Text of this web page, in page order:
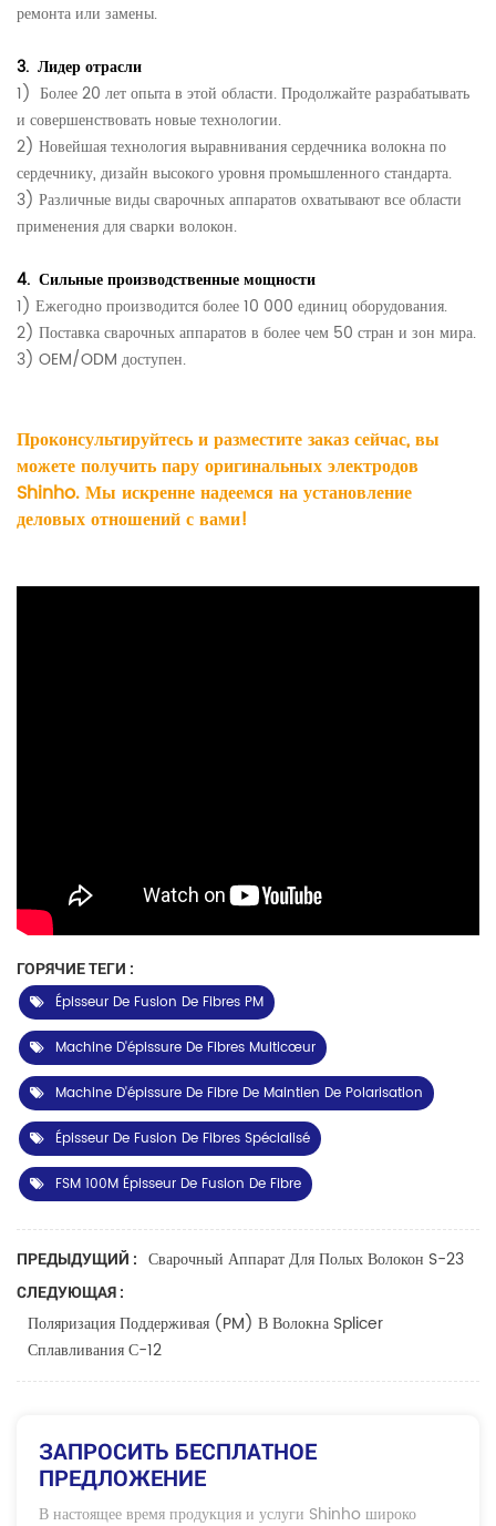
ремонта или замены.
3. Лидер отрасли
1) Более 20 лет опыта в этой области. Продолжайте разрабатывать
и совершенствовать новые технологии.
2) Новейшая технология выравнивания сердечника волокна по
сердечнику, дизайн высокого уровня промышленного стандарта.
3) Различные виды сварочных аппаратов охватывают все области
применения для сварки волокон.
4. Сильные производственные мощности
1) Ежегодно производится более 10 000 единиц оборудования.
2) Поставка сварочных аппаратов в более чем 50 стран и зон мира.
3) OEM/ODM доступен.
Проконсультируйтесь и разместите заказ сейчас, вы
можете получить пару оригинальных электродов
Shinho. Мы искренне надеемся на установление
деловых отношений с вами!
ГОРЯЧИЕ ТЕГИ :
Épisseur De Fusion De Fibres PM
Machine D'épissure De Fibres Multicœur
Machine D'épissure De Fibre De Maintien De Polarisation
Épisseur De Fusion De Fibres Spécialisé
FSM 100M Épisseur De Fusion De Fibre
ПРЕДЫДУЩИЙ : Сварочный Аппарат Для Полых Волокон S-23
СЛЕДУЮЩАЯ :
Поляризация Поддерживая (PM) В Волокна Splicer
Сплавливания С-12
ЗАПРОСИТЬ БЕСПЛАТНОЕ
ПРЕДЛОЖЕНИЕ
В настоящее время продукция и услуги Shinho широко